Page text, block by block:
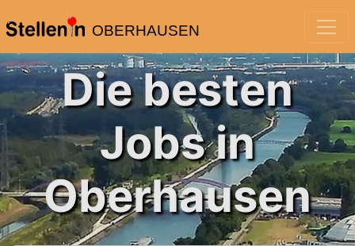
OBERHAUSEN
Die besten
Jobs in
Oberhausen